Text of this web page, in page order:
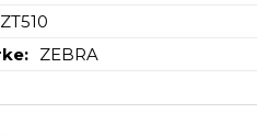
ZT510
ZEBRA